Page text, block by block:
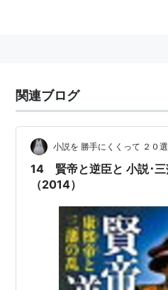
関連ブログ
小説を 勝手にくくって ２０選
14 賢帝と逆臣と 小説･
（2014）